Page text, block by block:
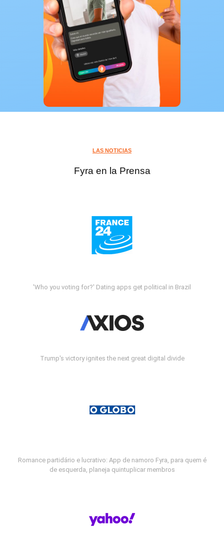
LAS NOTICIAS
Fyra en la Prensa
'Who you voting for?' Dating apps get political in Brazil
Trump's victory ignites the next great digital divide
Romance partidário e lucrativo: App de namoro Fyra, para quem é
de esquerda, planeja quintuplicar membros